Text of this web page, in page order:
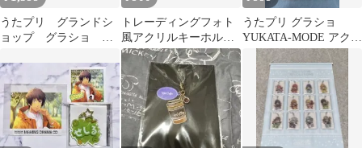
うたプリ グランドシ
ョップ グラショ ア
ュ
トレーディングフォト
風アクリルキーホルダ
ー カミュ
うたプリ グラショ
YUKATA-MODE アクリ
ルキーホルダー 来栖翔